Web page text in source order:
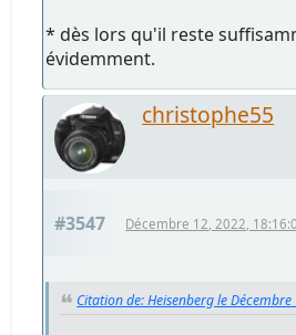
* dès lors qu'il reste
évidemment.
christophe55
#3547 Décembre 12, 2022,
Citation de: Heisenberg le